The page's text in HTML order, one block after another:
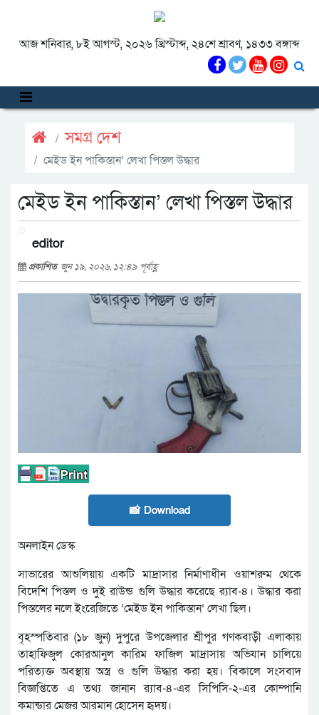
আজ শনিবার, ৮ই আগস্ট, ২০২৬ খ্রিস্টাব্দ, ২৪শে শ্রাবণ, ১৪৩৩ বঙ্গাব্দ
সমগ্র দেশ
মেইড ইন পাকিস্তান’ লেখা পিস্তল উদ্ধার
মেইড ইন পাকিস্তান’ লেখা পিস্তল উদ্ধার
editor
প্রকাশিত জুন ১৯, ২০২৬, ১২:৪৯ পূর্বাহ্ণ
📸 Download
অনলাইন ডেস্ক
সাভারের আশুলিয়ায় একটি মাদ্রাসার নির্মাণাধীন ওয়াশরুম থেকে
বিদেশি পিস্তল ও দুই রাউন্ড গুলি উদ্ধার করেছে র‌্যাব-৪। উদ্ধার করা
পিস্তলের নলে ইংরেজিতে ‘মেইড ইন পাকিস্তান’ লেখা ছিল।
বৃহস্পতিবার (১৮ জুন) দুপুরে উপজেলার শ্রীপুর গণকবাড়ী এলাকায়
তাহাফিজুল কোরআনুল কারিম ফাজিল মাদ্রাসায় অভিযান চালিয়ে
পরিত্যক্ত অবস্থায় অস্ত্র ও গুলি উদ্ধার করা হয়। বিকালে সংসবাদ
বিজ্ঞপ্তিতে এ তথ্য জানান র‌্যাব-৪-এর সিপিসি-২-এর কোম্পানি
কমান্ডার মেজর আরমান হোসেন হৃদয়।